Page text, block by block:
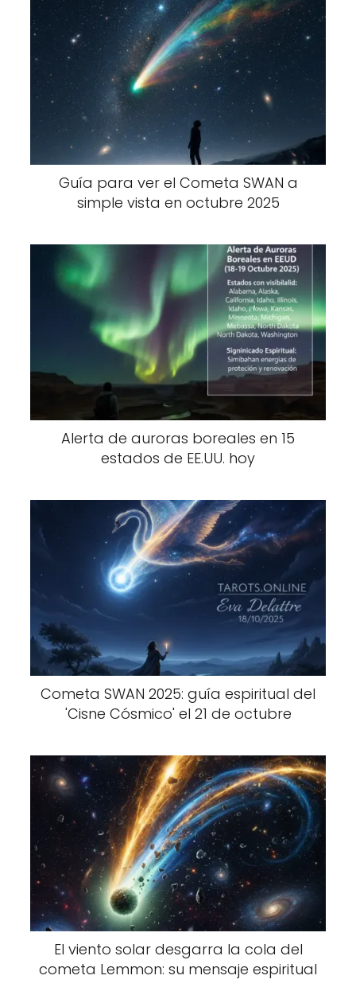
Guía para ver el Cometa SWAN a
simple vista en octubre 2025
Alerta de auroras boreales en 15
estados de EE.UU. hoy
Cometa SWAN 2025: guía espiritual del
'Cisne Cósmico' el 21 de octubre
El viento solar desgarra la cola del
cometa Lemmon: su mensaje espiritual